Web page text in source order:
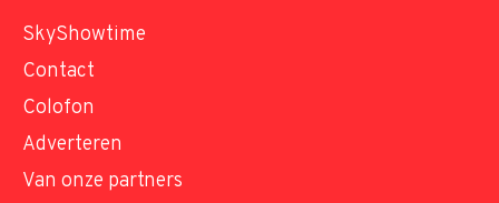
SkyShowtime
Contact
Colofon
Adverteren
Van onze partners